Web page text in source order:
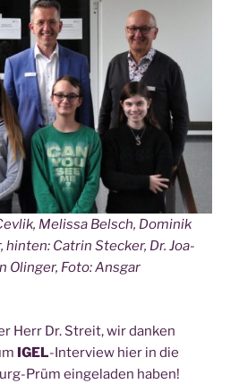
Melis­sa Belsch, Domi­nik
hin­ten: Catrin Ste­cker, Dr. Joa­
Olin­ger, Foto: Ans­gar
Herr Dr. Streit, wir dan­ken
IGEL-Inter­view hier in die
Prüm ein­ge­la­den haben!